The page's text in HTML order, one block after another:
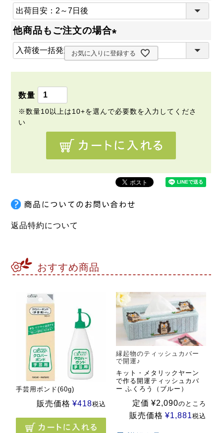
必
)
他商品もご注文の場合
(
必
お気に入りに登録する
返品特約について
おすすめ商品
手芸用ボンド(60g)
販売価格 ¥418税込
縁起物のティッシュカバー
で開運♪
キット・メタリックヤーン
で作る開運ティッシュカバ
ー ふくろう（ブルー）
定価 ¥2,090のところ
販売価格 ¥1,881税込